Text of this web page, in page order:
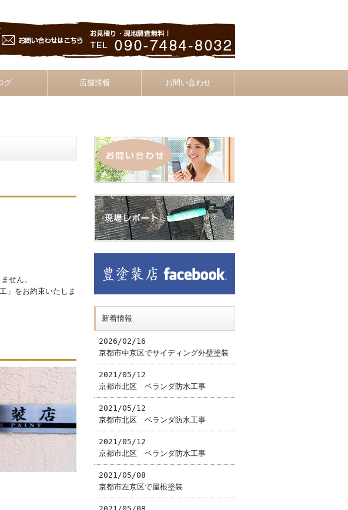
グ 店舗情報 お問い合わせ
せん。
」をお約束いたしま
新着情報
2026/02/16
京都市中京区でサイディング外壁塗装
2021/05/12
京都市北区 ベランダ防水工事
2021/05/12
京都市北区 ベランダ防水工事
2021/05/12
京都市北区 ベランダ防水工事
2021/05/08
京都市左京区で屋根塗装